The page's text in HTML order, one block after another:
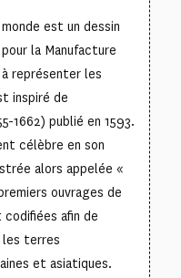
est un dessin
la Manufacture
représenter les
inspiré de
1662) publié en 1593.
célèbre en son
alors appelée «
ouvrages de
afin de
terres
et asiatiques.